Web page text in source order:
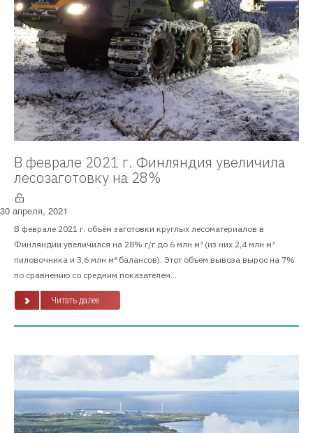
В феврале 2021 г. Финляндия увеличила
лесозаготовку на 28%
30 апреля, 2021
В феврале 2021 г. объём заготовки круглых лесоматериалов в
Финляндии увеличился на 28% г/г до 6 млн м³ (из них 2,4 млн м³
пиловочника и 3,6 млн м³ балансов). Этот объем вывоза вырос на 7%
по сравнению со средним показателем...
Читать далее